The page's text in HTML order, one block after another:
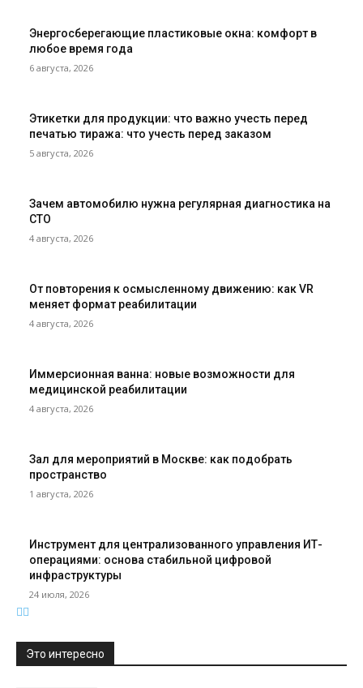
Энергосберегающие пластиковые окна: комфорт в
любое время года
6 августа, 2026
Этикетки для продукции: что важно учесть перед
печатью тиража: что учесть перед заказом
5 августа, 2026
Зачем автомобилю нужна регулярная диагностика на
СТО
4 августа, 2026
От повторения к осмысленному движению: как VR
меняет формат реабилитации
4 августа, 2026
Иммерсионная ванна: новые возможности для
медицинской реабилитации
4 августа, 2026
Зал для мероприятий в Москве: как подобрать
пространство
1 августа, 2026
Инструмент для централизованного управления ИТ-
операциями: основа стабильной цифровой
инфраструктуры
24 июля, 2026
Это интересно